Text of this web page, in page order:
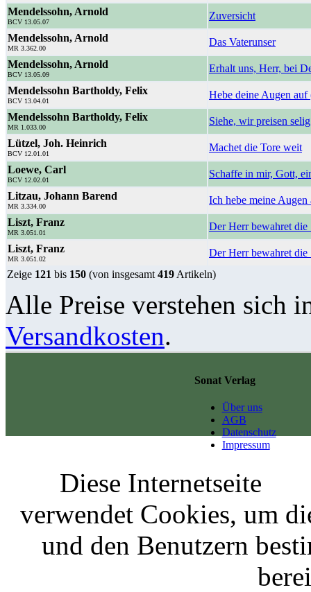
Mendelssohn, Arnold
BCV 13.05.07
Zuversicht
Mendelssohn, Arnold
MR 3.362.00
Das Vaterunser
Mendelssohn, Arnold
BCV 13.05.09
Erhalt uns, Herr, bei
Mendelssohn Bartholdy, Felix
BCV 13.04.01
Hebe deine Augen
Mendelssohn Bartholdy, Felix
MR 1.033.00
Siehe, wir preisen selig
Lützel, Joh. Heinrich
BCV 12.01.01
Machet die Tore weit
Loewe, Carl
BCV 12.02.01
Schaffe in mir, Gott,
Litzau, Johann Barend
MR 3.334.00
Ich hebe meine Augen
Liszt, Franz
MR 3.051.01
Der Herr bewahret die
Liszt, Franz
MR 3.051.02
Der Herr bewahret die
Zeige 121 bis 150 (von insgesamt 419 Artikeln)
Alle Preise verstehen sich
Versandkosten.
Sonat Verlag
Über uns
AGB
Datenschutz
Impressum
Diese Internetseite
verwendet Cookies, um
und den Benutzern